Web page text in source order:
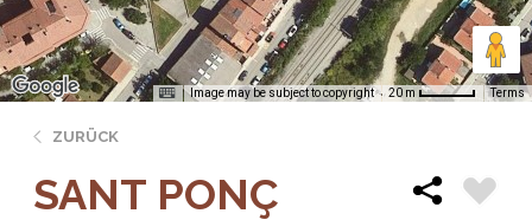
Image may be subject to copyright 20 m Terms
ZURÜCK
SANT PONÇ